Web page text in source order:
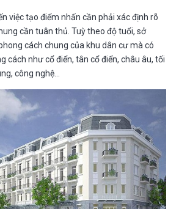
việc tạo điểm nhấn cần phải xác định rõ
cần tuân thủ. Tuỳ theo độ tuổi, sở
cách chung của khu dân cư mà có
cách như cổ điển, tân cổ điển, châu âu, tối
công nghệ…